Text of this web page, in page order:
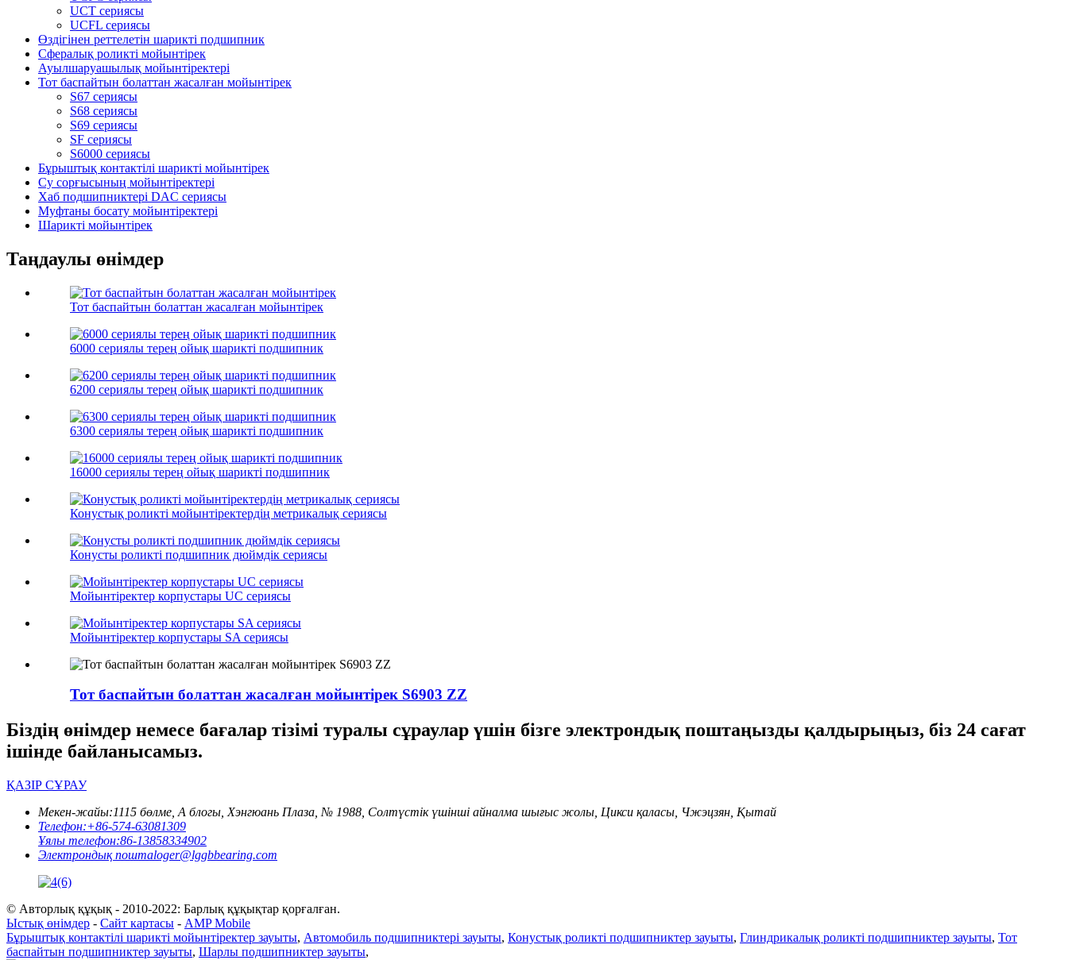
UCT сериясы
UCFL сериясы
Өздігінен реттелетін шарикті подшипник
Сфералық роликті мойынтірек
Ауылшаруашылық мойынтіректері
Тот баспайтын болаттан жасалған мойынтірек
S67 сериясы
S68 сериясы
S69 сериясы
SF сериясы
S6000 сериясы
Бұрыштық контактілі шарикті мойынтірек
Су сорғысының мойынтіректері
Хаб подшипниктері DAC сериясы
Муфтаны босату мойынтіректері
Шарикті мойынтірек
Таңдаулы өнімдер
Тот баспайтын болаттан жасалған мойынтірек
6000 сериялы терең ойық шарикті подшипник
6200 сериялы терең ойық шарикті подшипник
6300 сериялы терең ойық шарикті подшипник
16000 сериялы терең ойық шарикті подшипник
Конустық роликті мойынтіректердің метрикалық сериясы
Конусты роликті подшипник дюймдік сериясы
Мойынтіректер корпустары UC сериясы
Мойынтіректер корпустары SA сериясы
Тот баспайтын болаттан жасалған мойынтірек S6903 ZZ
Біздің өнімдер немесе бағалар тізімі туралы сұраулар үшін бізге электрондық поштаңызды қалдырыңыз, біз 24 сағат
ішінде байланысамыз.
ҚАЗІР СҰРАУ
Мекен-жайы:1115 бөлме, А блогы, Хэнгюань Плаза, № 1988, Солтүстік үшінші айналма шығыс жолы, Цикси қаласы, Чжэцзян, Қытай
Телефон:+86-574-63081309
Ұялы телефон:86-13858334902
Электрондық поштаloger@lggbbearing.com
© Авторлық құқық - 2010-2022: Барлық құқықтар қорғалған.
Ыстық өнімдер - Сайт картасы - AMP Mobile
Бұрыштық контактілі шарикті мойынтіректер зауыты, Автомобиль подшипниктері зауыты, Конустық роликті подшипниктер зауыты, Глиндрикалық роликті подшипниктер зауыты, Тот
баспайтын подшипниктер зауыты, Шарлы подшипниктер зауыты,